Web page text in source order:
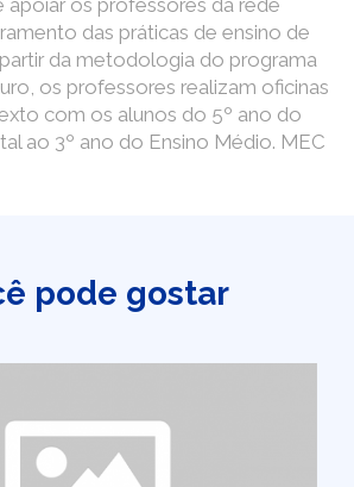
apoiar os professores da rede
das práticas de ensino de
partir da metodologia do programa
os professores realizam oficinas
com os alunos do 5º ano do
ao 3º ano do Ensino Médio. MEC
pode gostar